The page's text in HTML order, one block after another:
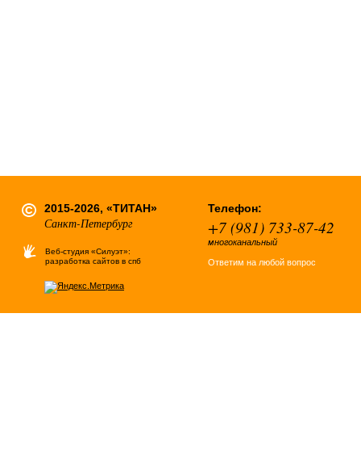
2015-2026, «ТИТАН»
Санкт-Петербург
Веб-студия «Силуэт»:
разработка сайтов в спб
Телефон:
+7 (981) 733-87-42
многоканальный
Ответим на любой вопрос